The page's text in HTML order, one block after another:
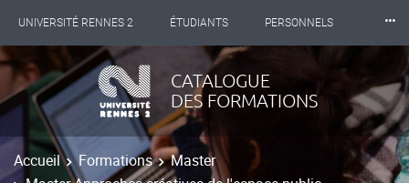
UNIVERSITÉ RENNES 2 ÉTUDIANTS PERSONNELS
INTERNATIONAL PROFESSIONNELS BIBLIOTHÈQUES
LES NOUVELLES DE RENNES 2
⸱⸱⸱
CATALOGUE
DES FORMATIONS
Accueil Formations
Master